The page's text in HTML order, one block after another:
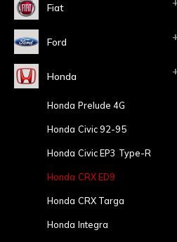
Fiat
Ford
Honda
Honda Prelude 4G
Honda Civic 92-95
Honda Civic EP3 Type-R
Honda CRX ED9
Honda CRX Targa
Honda Integra